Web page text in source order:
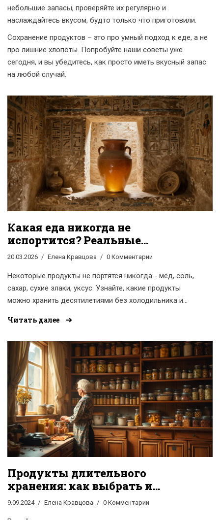
небольшие запасы, проверяйте их регулярно и
наслаждайтесь вкусом, будто только что приготовили.
Сохранение продуктов – это про умный подход к еде, а не
про лишние хлопоты. Попробуйте наши советы уже
сегодня, и вы убедитесь, как просто иметь вкусный запас
на любой случай.
Какая еда никогда не
испортится? Реальные
продукты с бесконечным
20.03.2026 Елена Кравцова 0 Комментарии
Некоторые продукты не портятся никогда - мёд, соль,
сахар, сухие злаки, уксус. Узнайте, какие продукты
можно хранить десятилетиями без холодильника и
Читать далее
Продукты длительного
хранения: как выбрать и
сохранить правильно
9.09.2024 Елена Кравцова 0 Комментарии